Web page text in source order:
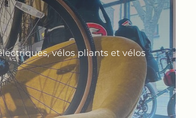
vélos pliants et vélos